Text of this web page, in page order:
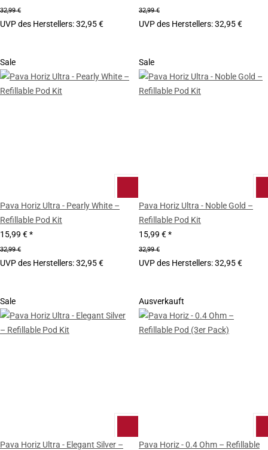
32,99 €
UVP des Herstellers:32,95 €
32,99 €
UVP des Herstellers:32,95 €
Sale
Pava Horiz Ultra - Pearly White –
Refillable Pod Kit
15,99 €*
32,99 €
UVP des Herstellers:32,95 €
Sale
Pava Horiz Ultra - Noble Gold –
Refillable Pod Kit
15,99 €*
32,99 €
UVP des Herstellers:32,95 €
Sale
Pava Horiz Ultra - Elegant Silver –
Ausverkauft
Pava Horiz - 0.4 Ohm – Refillable